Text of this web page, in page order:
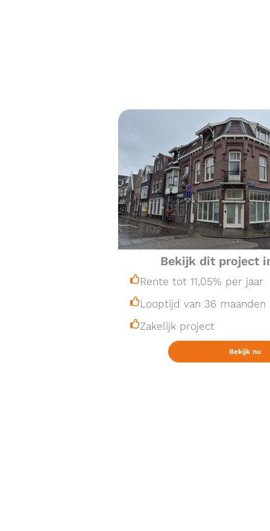
Bekijk dit project
Rente tot 11,05% per jaar
Looptijd van 36 maanden
Zakelijk project
Bekijk nu